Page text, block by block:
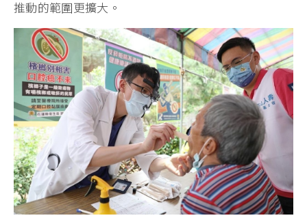
推動的範圍更擴大。